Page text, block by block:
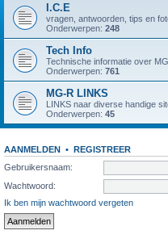
I.C.E
vragen, antwoorden, tips en
Onderwerpen: 248
Tech Info
Technische informatie over
Onderwerpen: 761
MG-R LINKS
LINKS naar diverse handige
Onderwerpen: 45
AANMELDEN • REGISTREER
Gebruikersnaam:
Wachtwoord:
Ik ben mijn wachtwoord vergeten